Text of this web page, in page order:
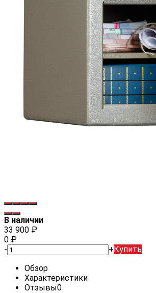
В наличии
33 900 ₽
0 ₽
-
+Купить
Обзор
Характеристики
Отзывы0